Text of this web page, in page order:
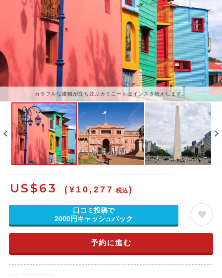
カラフルな建物が立ち並ぶカミニートはインスタ映えします。
US$63 (¥10,277 税込)
口コミ投稿で
2000円キャッシュバック
予約に進む